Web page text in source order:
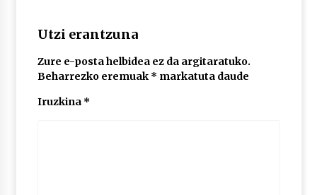
2026/07/02
Utzi erantzuna
Zure e-posta helbidea ez da argitaratuko.
Beharrezko eremuak * markatuta daude
Iruzkina *